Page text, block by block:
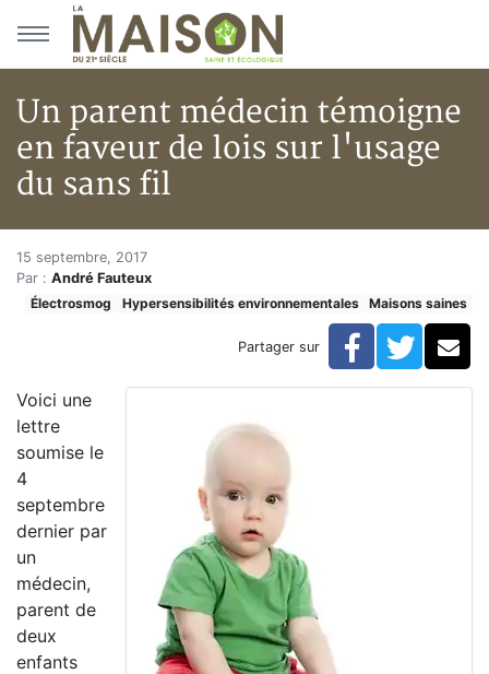
Aller au menu principal
Aller au contenu principal
Un parent médecin témoigne
en faveur de lois sur l'usage
du sans fil
Accueil
Articles
Maisons saines
Hypersensibilités environnementales
Un parent médecin témoigne en faveur de lois sur
Un parent médecin témoigne
15 septembre, 2017
Par : André Fauteux
Électrosmog
Hypersensibilités environnementales Maisons saines
Partager sur Facebook
Voici une
lettre
soumise le
4
septembre
dernier par
un
médecin,
parent de
deux
enfants